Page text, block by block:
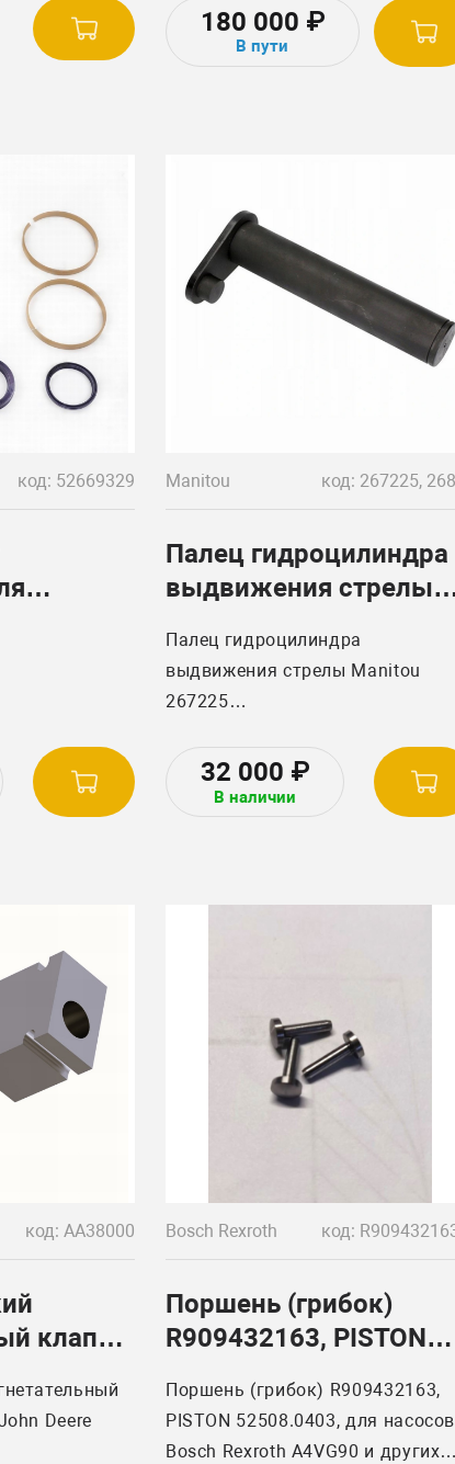
AGCO.180 000 ₽
В пути
код: 52669329 Manitou
Палец гидроцилиндра
выдвижения стрелы
Палец гидроцилиндра
выдвижения стрелы Manitou
267225
Телескопические MLT, MLT731,
MLT735, Маниту, МЛТ
32 000 ₽
В наличии
код: AA38000
клапан
Deere
Bosch Rexroth
Поршень (грибок)
R909432163, PISTON
Поршень (грибок) R909432163,
PISTON 52508.0403, для насосов
Bosch Rexroth A4VG90 и других